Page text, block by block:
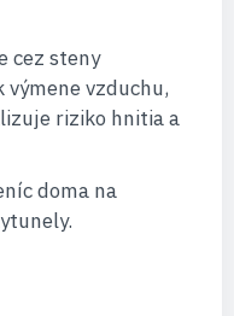
cez steny
výmene vzduchu,
riziko hnitia a
doma na